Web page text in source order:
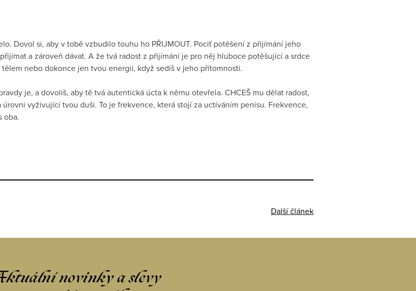
Dovol si, aby v tobě vzbudilo touhu ho PŘIJMOUT. Pociť potěšení z přijímání jeho
a zároveň dávat. A že tvá radost z přijímání je pro něj hluboce potěšující a srdce
nebo dokonce jen tvou energií, když sedíš v jeho přítomnosti.
je, a dovolíš, aby tě tvá autentická úcta k němu otevřela. CHCEŠ mu dělat radost,
vyživující tvou duši. To je frekvence, která stojí za uctíváním penisu. Frekvence,
oba.
Další článek
novinky a slevy